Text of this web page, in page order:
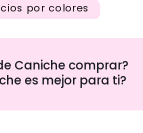
por colores
Caniche comprar?
es mejor para ti?